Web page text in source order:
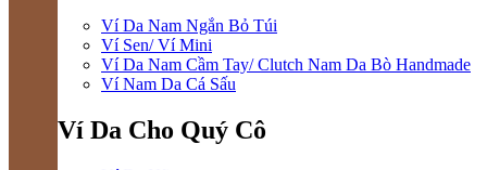
Ví Da Nam Ngắn Bỏ Túi
Ví Sen/ Ví Mini
Ví Da Nam Cầm Tay/ Clutch Nam Da Bò Handmade
Ví Nam Da Cá Sấu
Ví Da Cho Quý Cô